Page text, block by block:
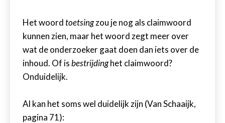
Het woordtoetsingzou je nog als claimwoord
kunnen zien, maar het woord zegt meer over
wat de onderzoeker gaat doen dan iets over de
inhoud. Of isbestrijdinghet claimwoord?
Onduidelijk.
Al kan het soms wel duidelijk zijn (Van Schaaijk,
pagina 71):